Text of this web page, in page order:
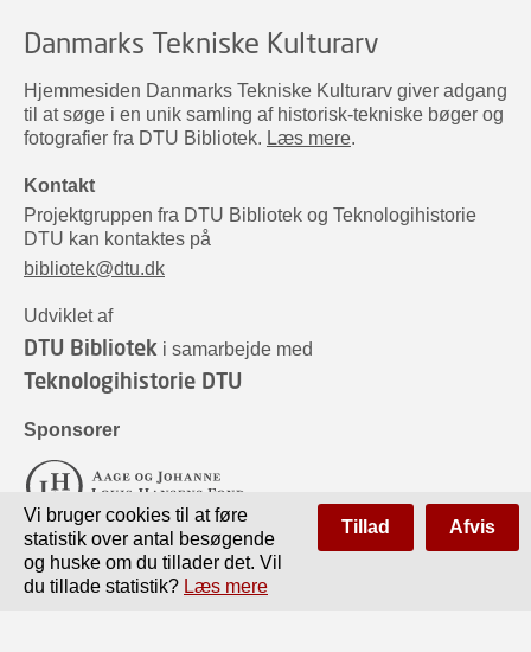
Danmarks Tekniske Kulturarv
Hjemmesiden Danmarks Tekniske Kulturarv giver adgang
til at søge i en unik samling af historisk-tekniske bøger og
fotografier fra DTU Bibliotek. Læs mere.
Kontakt
Projektgruppen fra DTU Bibliotek og Teknologihistorie
DTU kan kontaktes på
bibliotek@dtu.dk
Udviklet af
DTU Bibliotek i samarbejde med
Teknologihistorie DTU
Sponsorer
Vi bruger cookies til at føre
statistik over antal besøgende
og huske om du tillader det. Vil
du tillade statistik? Læs mere
Tillad Afvis